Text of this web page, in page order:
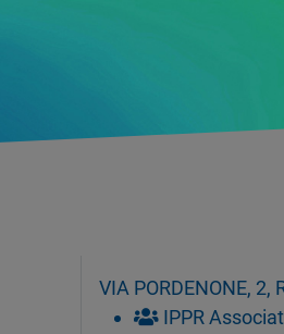
VIA PORDENONE, 2,
IPPR